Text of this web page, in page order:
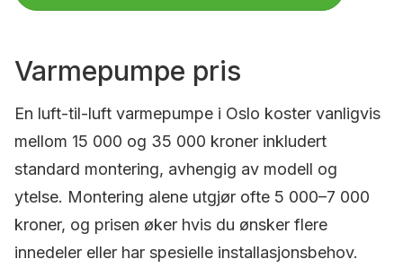
Varmepumpe pris
En luft-til-luft varmepumpe i Oslo koster vanligvis
mellom 15 000 og 35 000 kroner inkludert
standard montering, avhengig av modell og
ytelse. Montering alene utgjør ofte 5 000–7 000
kroner, og prisen øker hvis du ønsker flere
innedeler eller har spesielle installasjonsbehov.